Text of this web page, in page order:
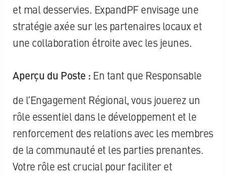
et mal desservies. ExpandPF envisage une
stratégie axée sur les partenaires locaux et
une collaboration étroite avec les jeunes.
Aperçu du Poste : En tant que Responsable
de l’Engagement Régional, vous jouerez un
rôle essentiel dans le développement et le
renforcement des relations avec les membres
de la communauté et les parties prenantes.
Votre rôle est crucial pour faciliter et